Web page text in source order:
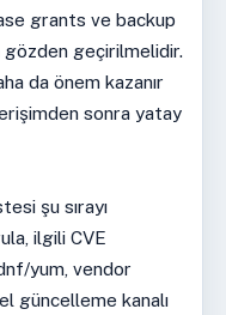
grants ve backup
gözden geçirilmelidir.
da önem kazanır
sonra yatay
şu sırayı
ilgili CVE
yum, vendor
güncelleme kanalı